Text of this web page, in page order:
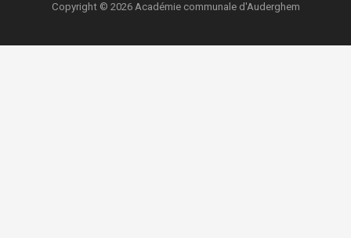
Copyright © 2026 Académie communale d'Auderghem